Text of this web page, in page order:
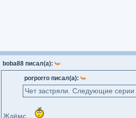
boba88 писал(а):
porporro писал(а):
Чет застряли. Следующие серии
Ждёмс...